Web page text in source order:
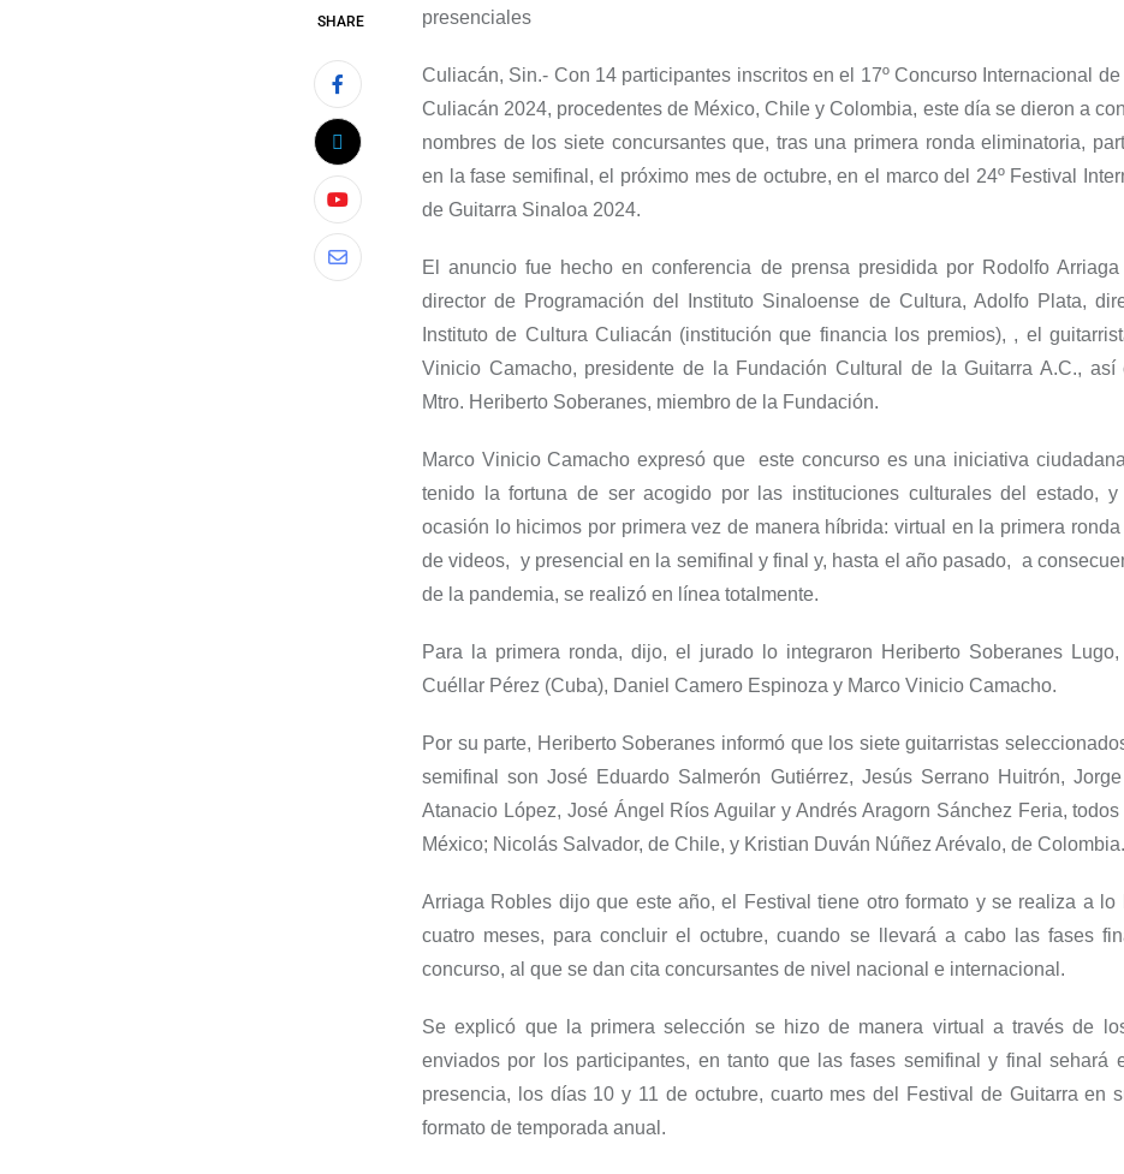
SHARE
presenciales
Culiacán, Sin.- Con 14 participantes inscritos en el 17º Concurso Internacional de
Culiacán2024, procedentes de México, Chile y Colombia, este día se dieron a
nombres de los siete concursantes que, tras una primera ronda eliminatoria,
en la fase semifinal, el próximo mes de octubre, en el marco del 24º Festival
de Guitarra Sinaloa 2024.
El anuncio fue hecho en conferencia de prensa presidida por Rodolfo Arriaga
director de Programación del Instituto Sinaloense de Cultura, Adolfo Plata,
Instituto de Cultura Cu liacán (institución que financia los premios), , el
Vinicio Camacho, presidente de la Fundación Cultural de la Guitarra A.C., así
Mtro. Heriberto Soberanes, miembro de la Fundación.
Marco Vinicio Camacho expresó que este concurso es una iniciativa
tenido la fortuna de ser acogido por las instituciones culturales del estado,
ocasión lohicimos por primera vez de manera híbrida:virtual en la primera
de videos, ypresencial en la semifinal y final y, hasta el año pasado, a
de la pandemia, se realizó en línea totalmente.
Para la primera ronda, dijo, el jurado lo integraron Heriberto Soberanes
Cué llar Pérez (Cuba), Daniel Camero Espinoza y Marco Vinicio Camacho.
Por su parte, Heriberto Soberanes informó que los sieteguitarristas
semifinal son José Eduardo Salmerón Gutiérrez, Jesús Serrano H uitrón,
Atanacio López, José Ángel Ríos Aguilar y Andrés Aragorn Sánchez Feria,
México; Nicolás Sal vador, de Chile, y Kristian Duván Núñez Arévalo, de Colombia.
Arriaga Robles dijo que este año, el Festival tiene otro formato y se realiza a lo
cuatro meses, para concluir el octubre, cuando se llevará a cabo las fases
concurso, al que se dan cita concursantes de nivel nacional e internacional .
Se explicó que l a primera selección se hizo de manera virtual a través de
enviados por los participantes, en tanto que las fases semifinal y final sehará
presencia,
los días 10 y 11 de octubre, cuarto mes del Festival de Guitarra en
formato de temporada anual.